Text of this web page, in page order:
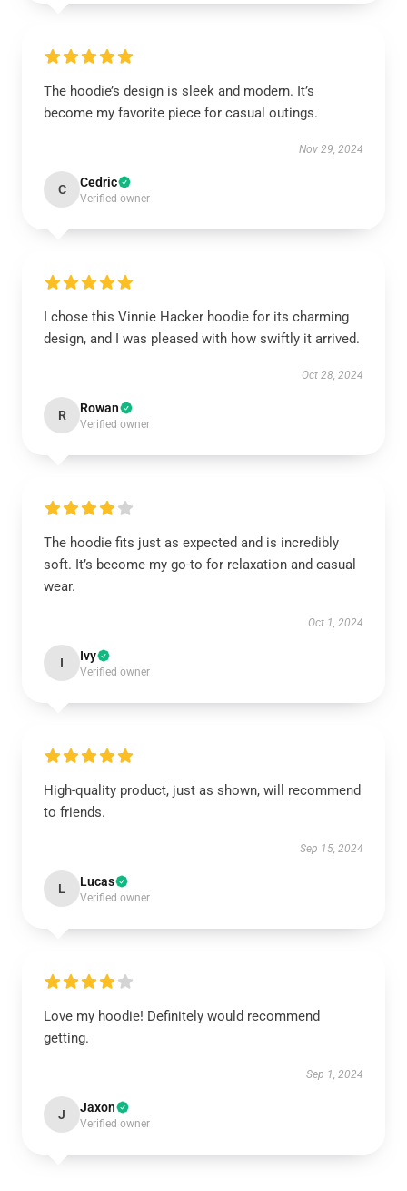
The hoodie’s design is sleek and modern. It’s
become my favorite piece for casual outings.
Nov 29, 2024
C Cedric
Verified owner
I chose this Vinnie Hacker hoodie for its charming
design, and I was pleased with how swiftly it arrived.
Oct 28, 2024
R Rowan
Verified owner
The hoodie fits just as expected and is incredibly
soft. It’s become my go-to for relaxation and casual
wear.
Oct 1, 2024
I Ivy
Verified owner
High-quality product, just as shown, will recommend
to friends.
Sep 15, 2024
L Lucas
Verified owner
Love my hoodie! Definitely would recommend
getting.
Sep 1, 2024
J Jaxon
Verified owner